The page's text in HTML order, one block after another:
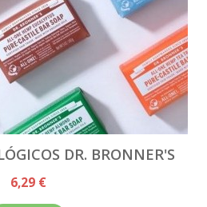
DR. BRONNER'S
6,29 €